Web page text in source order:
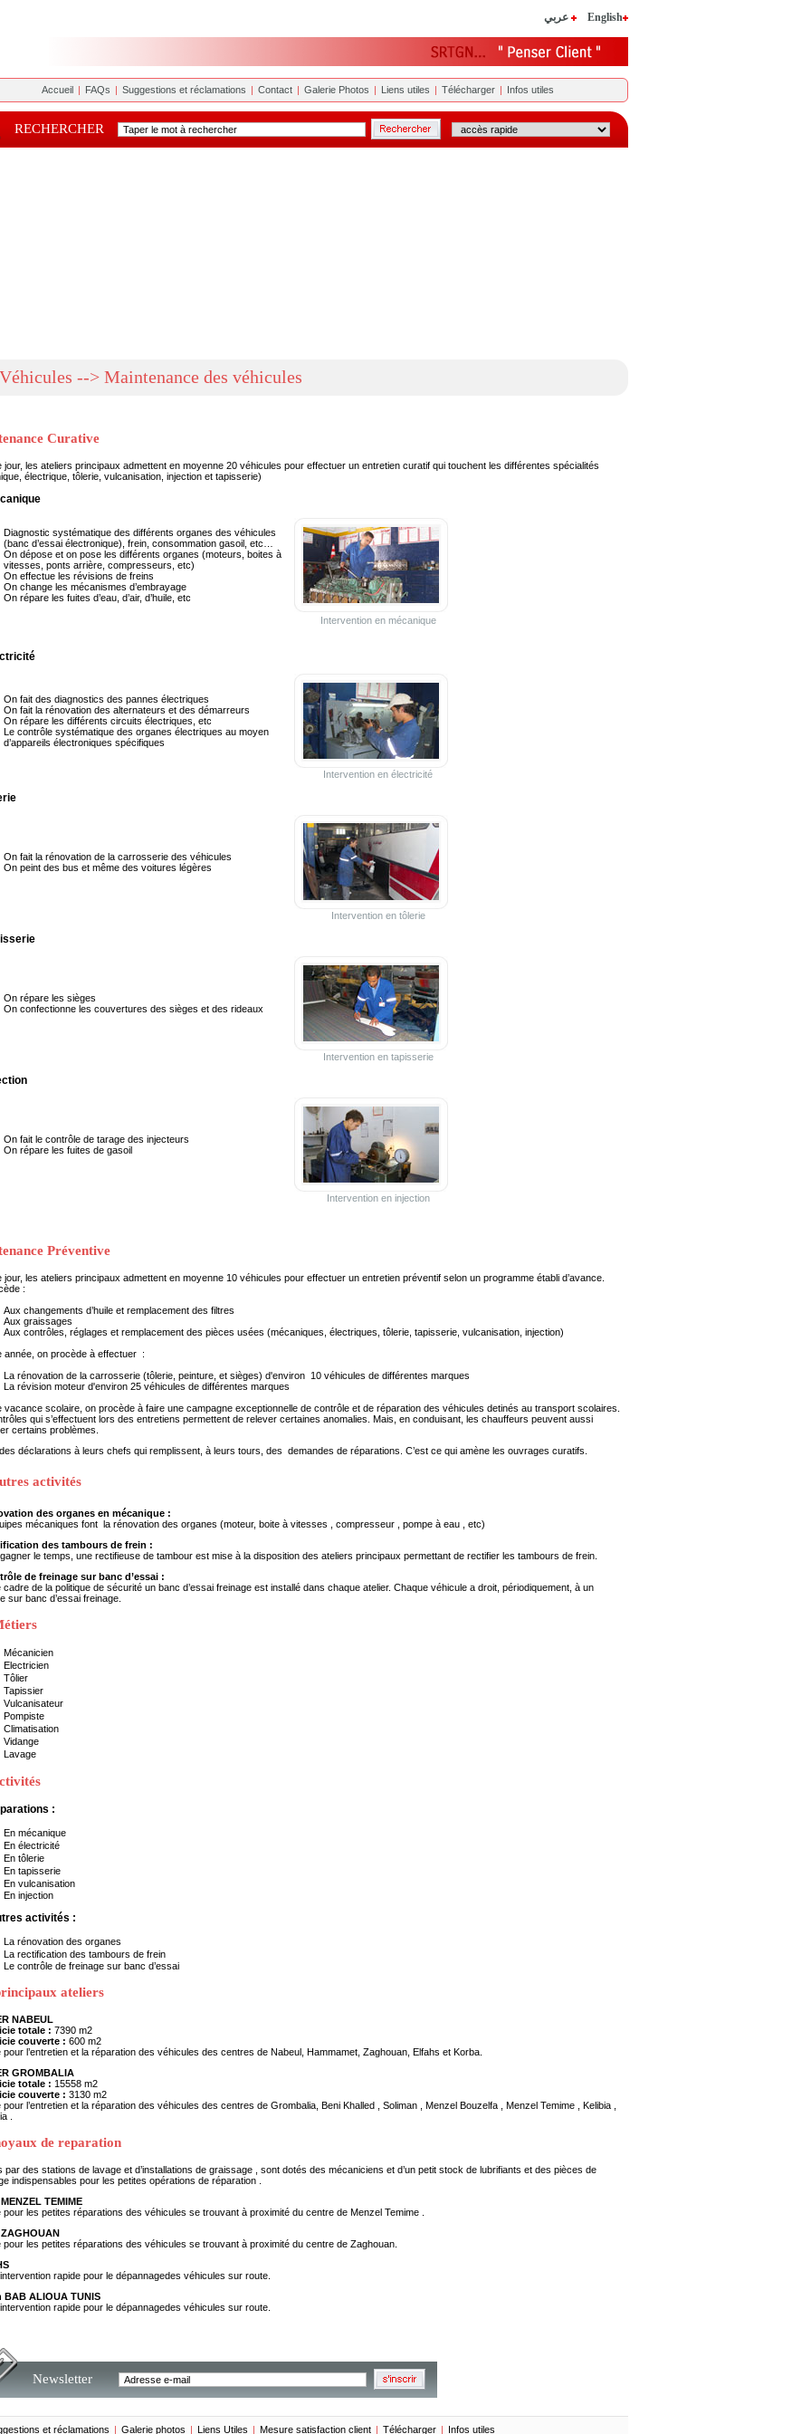
عربي English
Accueil | FAQs | Suggestions et réclamations | Contact | Galerie Photos | Liens utiles | Télécharger | Infos utiles
RECHERCHER
Véhicules --> Maintenance des véhicules
Curative
jour, les ateliers principaux admettent en moyenne 20 véhicules pour effectuer un entretien curatif qui touchent les différentes spécialités
électrique, tôlerie, vulcanisation, injection et tapisserie)
Diagnostic systématique des différents organes des véhicules
(banc d’essai électronique), frein, consommation gasoil, etc…
On dépose et on pose les différents organes (moteurs, boites à
vitesses, ponts arrière, compresseurs, etc)
On effectue les révisions de freins
On change les mécanismes d’embrayage
On répare les fuites d’eau, d’air, d’huile, etc
Intervention en mécanique
On fait des diagnostics des pannes électriques
On fait la rénovation des alternateurs et des démarreurs
On répare les différents circuits électriques, etc
Le contrôle systématique des organes électriques au moyen
d’appareils électroniques spécifiques
Intervention en électricité
On fait la rénovation de la carrosserie des véhicules
On peint des bus et même des voitures légères
Intervention en tôlerie
On répare les sièges
On confectionne les couvertures des sièges et des rideaux
Intervention en tapisserie
On fait le contrôle de tarage des injecteurs
On répare les fuites de gasoil
Intervention en injection
Préventive
jour, les ateliers principaux admettent en moyenne 10 véhicules pour effectuer un entretien préventif selon un programme établi d’avance.
:
Aux changements d’huile et remplacement des filtres
Aux graissages
Aux contrôles, réglages et remplacement des pièces usées (mécaniques, électriques, tôlerie, tapisserie, vulcanisation, injection)
année, on procède à effectuer :
La rénovation de la carrosserie (tôlerie, peinture, et sièges) d'environ 10 véhicules de différentes marques
La révision moteur d'environ 25 véhicules de différentes marques
vacance scolaire, on procède à faire une campagne exceptionnelle de contrôle et de réparation des véhicules detinés au transport scolaires.
qui s’effectuent lors des entretiens permettent de relever certaines anomalies. Mais, en conduisant, les chauffeurs peuvent aussi
certains problèmes.
déclarations à leurs chefs qui remplissent, à leurs tours, des demandes de réparations. C’est ce qui amène les ouvrages curatifs.
activités
des organes en mécanique :
mécaniques font la rénovation des organes (moteur, boite à vitesses , compresseur , pompe à eau , etc)
des tambours de frein :
le temps, une rectifieuse de tambour est mise à la disposition des ateliers principaux permettant de rectifier les tambours de frein.
de freinage sur banc d’essai :
cadre de la politique de sécurité un banc d’essai freinage est installé dans chaque atelier. Chaque véhicule a droit, périodiquement, à un
sur banc d’essai freinage.
Mécanicien
Electricien
Tôlier
Tapissier
Vulcanisateur
Pompiste
Climatisation
Vidange
Lavage
:
En mécanique
En électricité
En tôlerie
En tapisserie
En vulcanisation
En injection
activités :
La rénovation des organes
La rectification des tambours de frein
Le contrôle de freinage sur banc d’essai
ateliers
NABEUL
totale : 7390 m2
couverte : 600 m2
pour l’entretien et la réparation des véhicules des centres de Nabeul, Hammamet, Zaghouan, Elfahs et Korba.
GROMBALIA
totale : 15558 m2
couverte : 3130 m2
pour l’entretien et la réparation des véhicules des centres de Grombalia, Beni Khalled , Soliman , Menzel Bouzelfa , Menzel Temime , Kelibia ,
.
de reparation
par des stations de lavage et d’installations de graissage , sont dotés des mécaniciens et d’un petit stock de lubrifiants et des pièces de
indispensables pour les petites opérations de réparation .
TEMIME
pour les petites réparations des véhicules se trouvant à proximité du centre de Menzel Temime .
pour les petites réparations des véhicules se trouvant à proximité du centre de Zaghouan.
rapide pour le dépannagedes véhicules sur route.
BAB ALIOUA TUNIS
rapide pour le dépannagedes véhicules sur route.
Newsletter
et réclamations | Galerie photos | Liens Utiles | Mesure satisfaction client | Télécharger | Infos utiles